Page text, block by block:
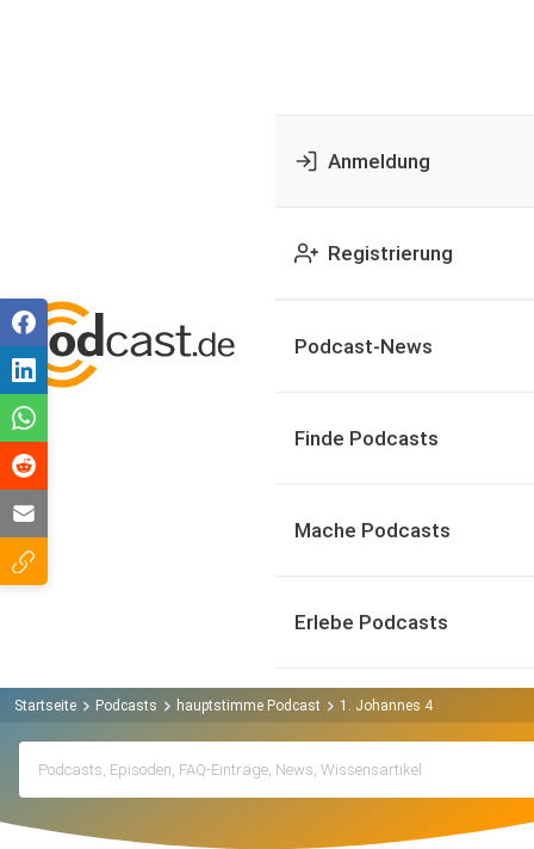
Anmeldung
Registrierung
Podcast-News
Finde Podcasts
Mache Podcasts
Erlebe Podcasts
Startseite Podcasts hauptstimme Podcast 1. Johannes 4